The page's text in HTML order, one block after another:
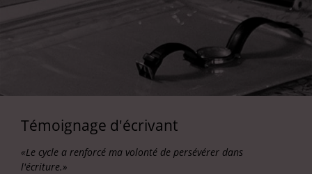
Témoignage d'écrivant
«Le cycle a renforcé ma volonté de persévérer dans
l'écriture.»